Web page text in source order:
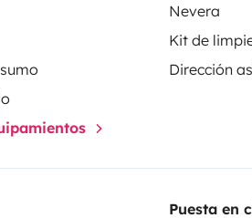
Nevera
Kit de
Dirección
Puesta en